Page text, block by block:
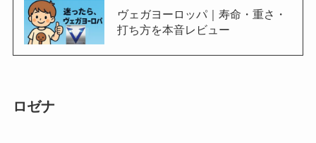
ヴェガヨーロッパ｜寿命・重さ・
打ち方を本音レビュー
ロゼナ